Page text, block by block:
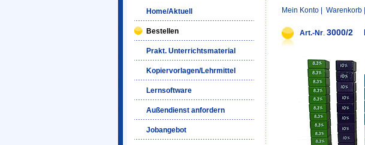
Home/Aktuell
Bestellen
Prakt. Unterrichtsmaterial
Kopiervorlagen/Lehrmittel
Lernsoftware
Außendienst anfordern
Jobangebot
Mein Konto Warenkorb
Art.-Nr. 3000/2